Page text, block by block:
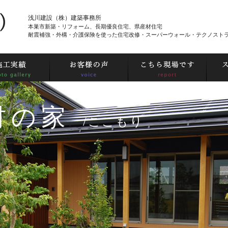
浅川建設（株）建築事務所
本巣市新築・リフォーム、長期優良住宅、県産材住宅
耐震補強・外構・介護保険を使った住宅改修・スーパーウォール・テクノスト
の家 /ここもり